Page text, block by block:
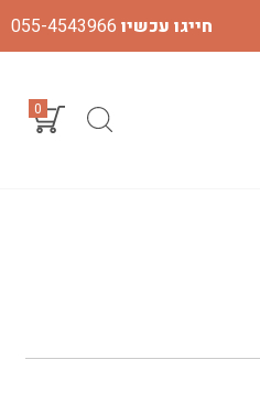
חייגו עכשיו 055-4543966
0